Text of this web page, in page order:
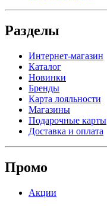
Разделы
Интернет-магазин
Каталог
Новинки
Бренды
Карта лояльности
Магазины
Подарочные карты
Доставка и оплата
Промо
Акции